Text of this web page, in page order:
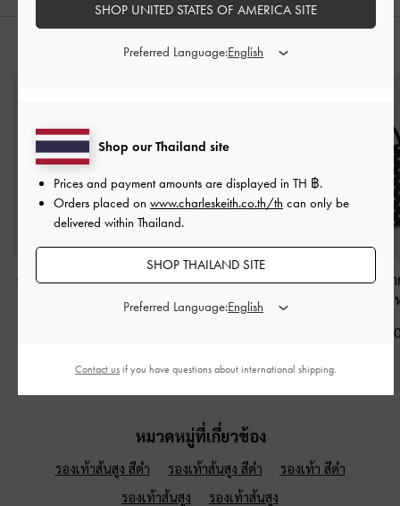
สไตล์ลุคด้วย
กระเป๋าใส่บัตรดีไซน์ลาย
สีดำ
กระเป๋าโท้ทขนาดมินิรุ่น
Delfina
สีดำอะไหล่สี
เงิน
กระเป๋าทรงถังล
สีดำอะ
฿2,790.00
หมวดหมู่ที่เกี่ยวข้อง
รองเท้าส้นสูง สีดำ รองเท้าส้นสูง สีดำ
รองเท้า สีดำ
รองเท้าส้นสูง
รองเท้าส้นสูง
Shop our Thailand site
Prices and payment amounts are displayed in TH ฿.
Orders placed on www.charleskeith.co.th/th can only be
delivered within Thailand.
SHOP THAILAND SITE
Preferred Language:
SHOP UNITED STATES OF AMERICA SITE
Preferred Language:
Contact us if you have questions about international shipping.